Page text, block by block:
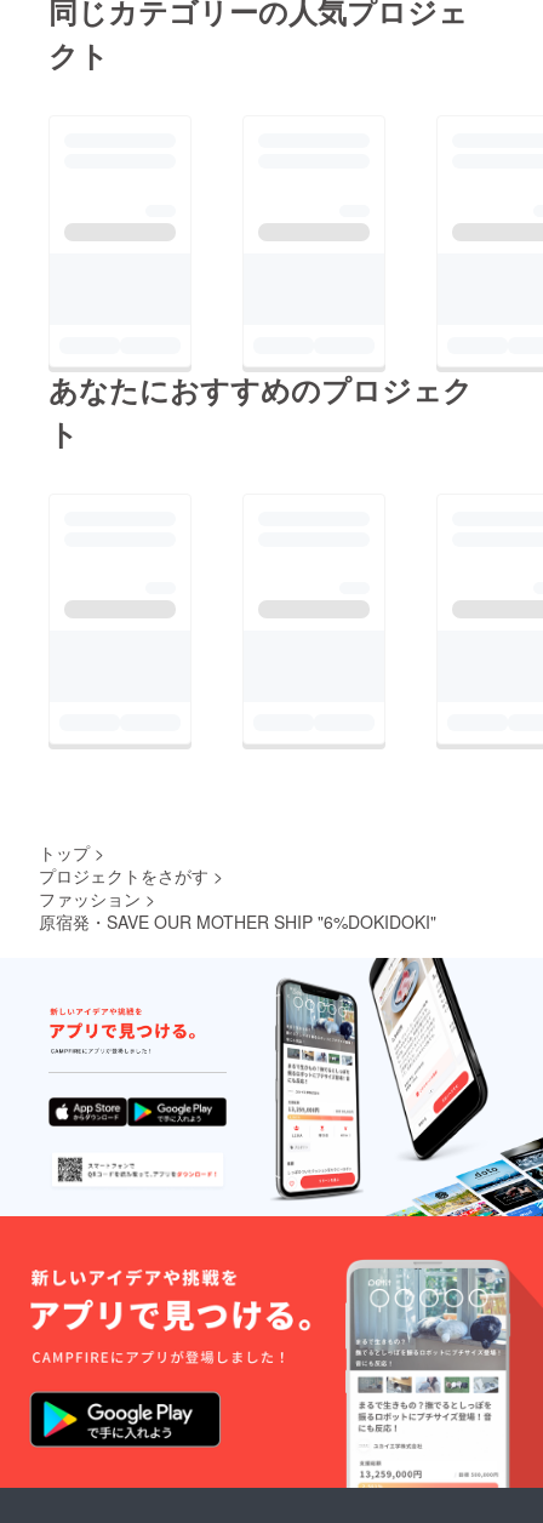
になるような、少し特
しています。KAWAII
「FUTURE TRAIN」
とのコラボでシアトリ
子さま割引もありま
をお見逃しなく。増田
で、お早めにチェック
して下さいねKAWAII
TRAIN詳細；
hanno.com/event/440
85/ミュージアム到着
後は、6%DOKIDOKI
が全面ディレクション
したPopUpショップも
チェックをお忘れなく
♫皆様にお会いできる
ことをこころよりお待
バッヂやアクキーに
スタート、画像下側の
ください；
GoogleMapsを開く＊
されるゴールデン
ズは千葉県木更津市に
い食べ物も揃った素敵
な施設。場内のマザー
ポンド周辺では、お馴
た・・・・・・・・・
・・・・増田セバス
チャン〈ぽっかりあい
密〉・・・・・・・・
・・・・・が常設展示
されています。ポップ
アップでは魅力的な
コーナーがたくさん！
私たちSebastian
Masuda Artのテントで
は、クルックフィール
ズにゆかりのある作品
をモチーフにデザイン
した、初お披露目とな
同じカテゴリーの人気プロジェ
クト
あなたにおすすめのプロジェク
ト
トップ >
プロジェクトをさがす >
ファッション >
原宿発・SAVE OUR MOTHER SHIP "6%DOKIDOKI"